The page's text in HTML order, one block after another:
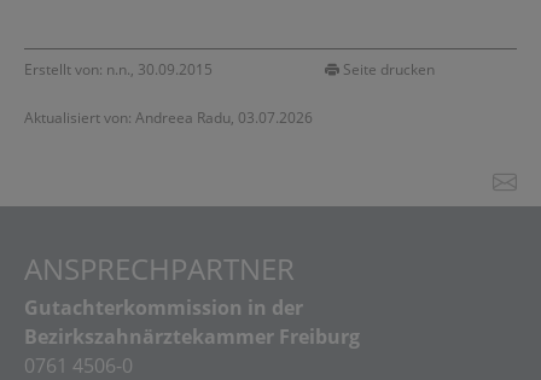
Erstellt von: n.n., 30.09.2015
Aktualisiert von: Andreea Radu, 03.07.2026
Seite drucken
ANSPRECHPARTNER
Gutachterkommission in der
Bezirkszahnärztekammer Freiburg
0761 4506-0